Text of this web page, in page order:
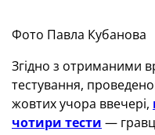
Фото Павла Кубанова
Згідно з отриманими
тестування,
жовтих учора ввечері,
чотири тести —